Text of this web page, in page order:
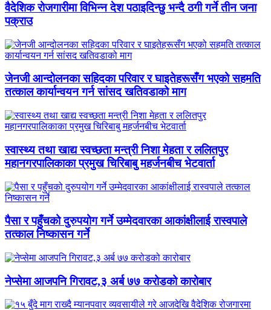
वैदेशिक रोजगारीमा विभिन्न देश पठाइदिन्छु भन्दै ठगी गर्ने तीन जना
पक्राउ
जेनजी आन्दोलनका सहिदका परिवार र घाइतेहरूसँग भएको सहमति
तत्काल कार्यान्वयन गर्न सांसद खतिवडाको माग
स्वास्थ्य तथा खाद्य स्वच्छता मन्त्री निशा मेहता र ललितपुर
महानगरपालिकाका प्रमुख चिरिबाबु महर्जनबीच भेटवार्ता
पैसा र पहुँचको दुरुपयोग गर्ने उम्मेदवारका आकांक्षीलाई रास्वपाले
तत्काल निष्कासन गर्ने
नेप्सेमा आजपनि गिरावट,३ अर्ब ७७ करोडको कारोबार